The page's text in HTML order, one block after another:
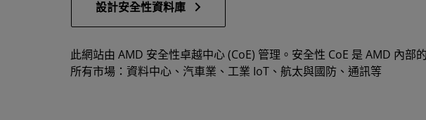
設計安全性資料庫
此網站由 AMD 安全性卓越中心 (CoE) 管理。安全性 CoE 是 AMD 內
所有市場：資料中心、汽車業、工業 IoT、航太與國防、通訊等